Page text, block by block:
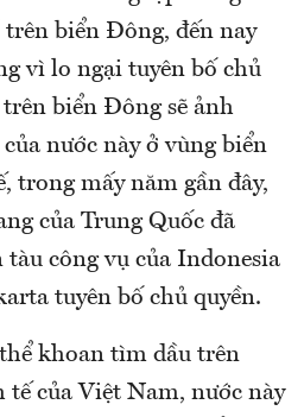
biển Đông, đến nay
vì lo ngại tuyên bố chủ
biển Đông sẽ ảnh
nước này ở vùng biển
trong mấy năm gần đây,
của Trung Quốc đã
công vụ của Indonesia
tuyên bố chủ quyền.
khoan tìm dầu trên
tế của Việt Nam, nước này